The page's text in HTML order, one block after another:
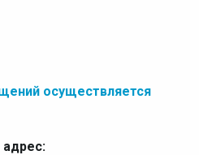
осуществляется